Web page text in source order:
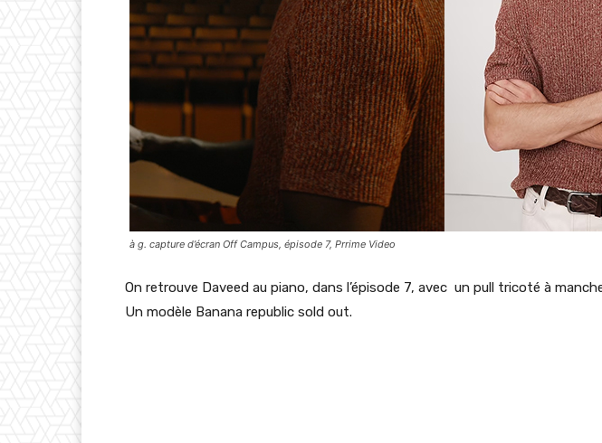
à g. capture d’écran Off Campus, épisode 7, Prrime Video
On retrouve Daveed au piano, dans l’épisode 7, avec un pull tricoté à
Un modèle Banana republic sold out.